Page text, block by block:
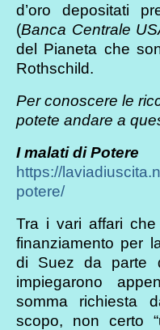
d’oro depositati
(Banca Centrale
del Pianeta che
Rothschild.
Per conoscere le
potete andare a
I malati di Potere
https://
potere/
Tra i vari affari
finanziamento per
di Suez da parte
impiegarono
somma richiesta
scopo, non certo